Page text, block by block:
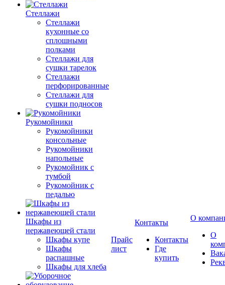
Стеллажи
Стеллажи
кухонные со
сплошными
полками
Стеллажи для
сушки тарелок
Стеллажи
перфорированные
Стеллажи для
сушки подносов
Рукомойники
Рукомойники
консольные
Рукомойники
напольные
Рукомойник с
тумбой
Рукомойник с
педалью
Шкафы из
нержавеющей стали
Шкафы купе
Шкафы
распашные
Шкафы для хлеба
Прайс
лист
Контакты
Контакты
Где
купить
О
О